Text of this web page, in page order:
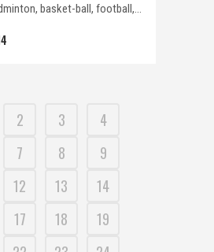
basket-ball, football,...
2 3
4
7 8
9
12 13
14
17 18
19